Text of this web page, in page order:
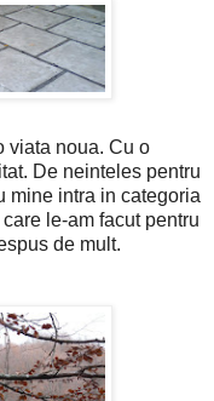
viata noua. Cu o
De neinteles pentru
mine intra in categoria
le-am facut pentru
de mult.